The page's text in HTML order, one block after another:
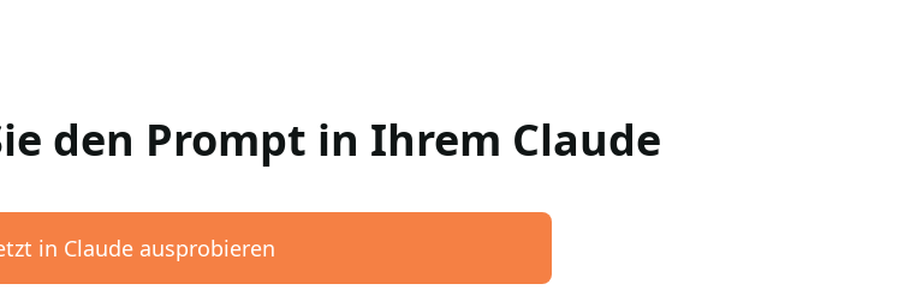
den Prompt in Ihrem Claude
in Claude ausprobieren